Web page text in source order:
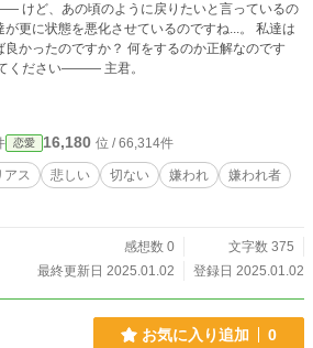
っているの
が更に状態を悪化させているのですね...。 私達は
良かったのですか？ 何をするのか正解なのです
か？ 教えてください――― 主君。
恋愛 16,180 位 / 66,314件
アス 悲しい 切ない 嫌われ
嫌われ者
感想数 0
文字数 375
最終更新日 2025.01.02
登録日 2025.01.02
お気に入り追加 0